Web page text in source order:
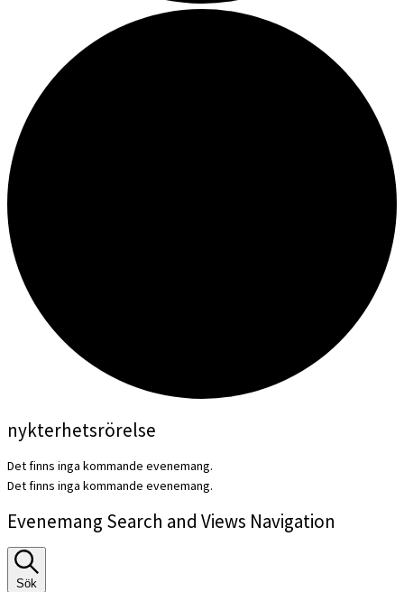
nykterhetsrörelse
Det finns inga kommande evenemang.
Det finns inga kommande evenemang.
Evenemang Search and Views Navigation
Sök